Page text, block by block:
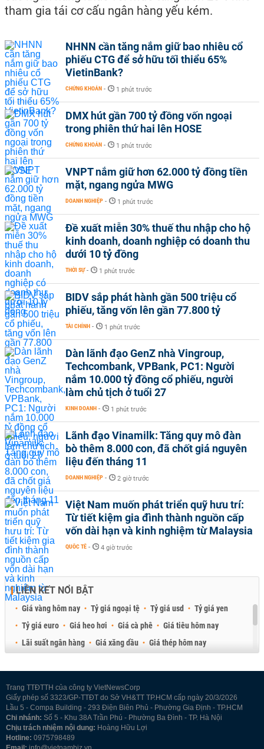
tham gia tái cơ cấu ngân hàng yếu kém.
NHNN cần tăng nắm giữ bao nhiêu cổ
phiếu CTG để sở hữu tối thiểu 65%
VietinBank?
CHỨNG KHOÁN - 1 phút trước
DMX hút gần 700 tỷ đồng vốn ngoại
trong phiên thứ hai lên HOSE
CHỨNG KHOÁN - 1 phút trước
VNPT nắm giữ hơn 62.000 tỷ đồng tiền
mặt, ngang ngửa MWG
DOANH NGHIỆP - 1 phút trước
Đề xuất miễn 30% thuế thu nhập cho hộ
kinh doanh, doanh nghiệp có doanh thu
dưới 10 tỷ đồng
THỜI SỰ - 1 phút trước
BIDV sắp phát hành gần 500 triệu cổ
phiếu, tăng vốn lên gần 77.800 tỷ
TÀI CHÍNH - 1 phút trước
Dàn lãnh đạo GenZ nhà Vingroup,
Techcombank, VPBank, PC1: Người
nắm 10.000 tỷ đồng cổ phiếu, người
làm chủ tịch ở tuổi 27
KINH DOANH - 1 phút trước
Lãnh đạo Vinamilk: Tăng quy mô đàn
bò thêm 8.000 con, đã chốt giá nguyên
liệu đến tháng 11
DOANH NGHIỆP - 2 giờ trước
Việt Nam muốn phát triển quỹ hưu trí:
Từ tiết kiệm gia đình thành nguồn cấp
vốn dài hạn và kinh nghiệm từ Malaysia
QUỐC TẾ - 4 giờ trước
LIÊN KẾT NỔI BẬT
Giá vàng hôm nay Tỷ giá ngoại tệ Tỷ giá usd
Tỷ giá yen
Tỷ giá euro
Giá heo hơi Giá cà phê
Giá tiêu hôm nay
Lãi suất ngân hàng
Giá xăng dầu
Giá thép hôm nay
Trang TTĐTTH của công ty VietNewsCorp
Giấy phép số 3323/GP-TTĐT do Sở VH&TT TP.HCM cấp ngày 20/3/2026
Lầu 5 - Compa Building - 293 Điện Biên Phủ - Phường Gia Định - TP.HCM
Chi nhánh: Số 5 - Khu 38A Trần Phú - Phường Ba Đình - TP. Hà Nội
Chịu trách nhiệm nội dung: Hoàng Hữu Lợi
Hotline: 0975798489